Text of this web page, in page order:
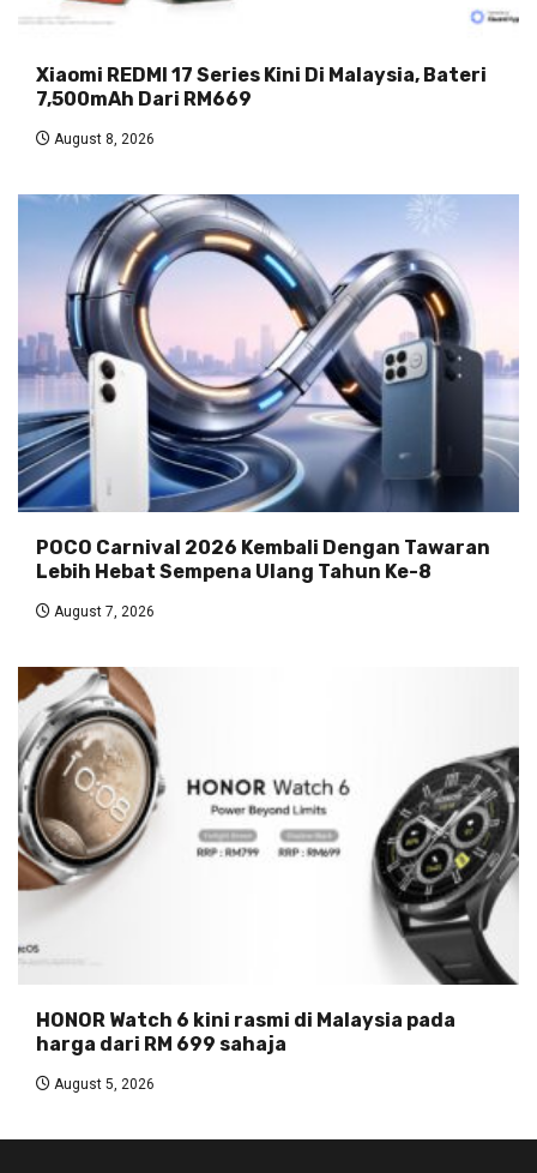
Xiaomi REDMI 17 Series Kini Di Malaysia, Bateri
7,500mAh Dari RM669
August 8, 2026
POCO Carnival 2026 Kembali Dengan Tawaran
Lebih Hebat Sempena Ulang Tahun Ke-8
August 7, 2026
HONOR Watch 6 kini rasmi di Malaysia pada
harga dari RM 699 sahaja
August 5, 2026